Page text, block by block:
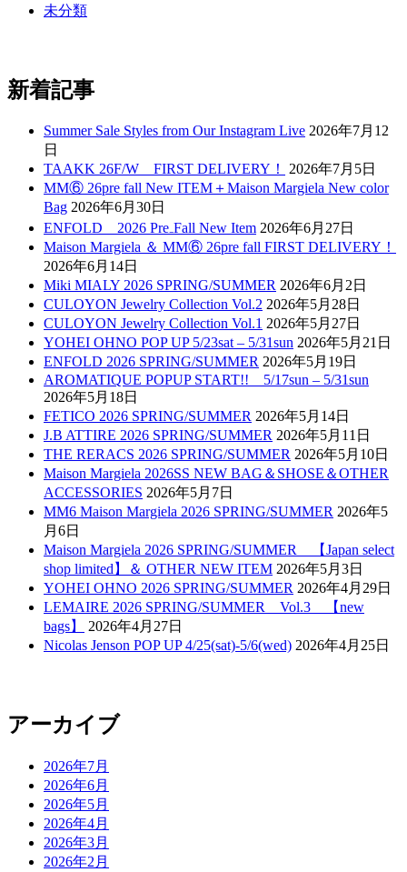
未分類
新着記事
Summer Sale Styles from Our Instagram Live 2026年7月12
日
TAAKK 26F/W FIRST DELIVERY！
2026年7月5日
MM⑥ 26pre fall New ITEM＋Maison Margiela New color
Bag 2026年6月30日
ENFOLD 2026 Pre₋Fall New Item 2026年6月27日
Maison Margiela ＆ MM⑥ 26pre fall FIRST DELIVERY！
2026年6月14日
Miki MIALY 2026 SPRING/SUMMER 2026年6月2日
CULOYON Jewelry Collection Vol.2 2026年5月28日
CULOYON Jewelry Collection Vol.1 2026年5月27日
YOHEI OHNO POP UP 5/23sat – 5/31sun 2026年5月21日
ENFOLD 2026 SPRING/SUMMER 2026年5月19日
AROMATIQUE POPUP START!! 5/17sun – 5/31sun
2026年5月18日
FETICO 2026 SPRING/SUMMER 2026年5月14日
J.B ATTIRE 2026 SPRING/SUMMER 2026年5月11日
THE RERACS 2026 SPRING/SUMMER 2026年5月10日
Maison Margiela 2026SS NEW BAG＆SHOSE＆OTHER
ACCESSORIES 2026年5月7日
MM6 Maison Margiela 2026 SPRING/SUMMER 2026年5
月6日
Maison Margiela 2026 SPRING/SUMMER 【Japan select
shop limited】＆ OTHER NEW ITEM 2026年5月3日
YOHEI OHNO 2026 SPRING/SUMMER 2026年4月29日
LEMAIRE 2026 SPRING/SUMMER Vol.3 【new
bags】
2026年4月27日
Nicolas Jenson POP UP 4/25(sat)-5/6(wed) 2026年4月25日
アーカイブ
2026年7月
2026年6月
2026年5月
2026年4月
2026年3月
2026年2月